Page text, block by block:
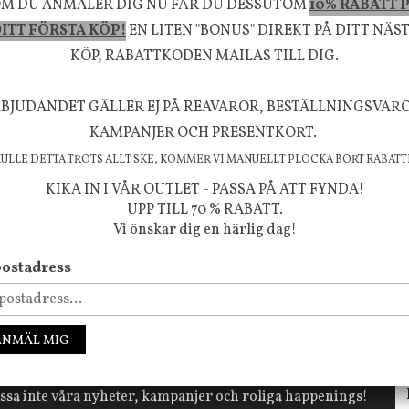
naturen och dess färgpalett erbjuder vi
ökar trivsel i ditt hem och ger det lilla extra
FÖLJ OSS PÅ INSTAGRAM @JBHOME
inte våra nyheter, kampanjer och roliga happenings!
DU ANMÄLER DIG NU FÅR DU DESSUTOM10% RABATT
FÖRSTA KÖP!EN LITEN "BONUS" DIREKT PÅ DITT
KÖP, RABATTKODEN MAILAS TILL DIG.
GÄLLER EJ PÅ REAVAROR,
KAMPANJER OCH PRESENTKORT.
DETTA TROTS ALLT SKE, KOMMER VI MANUELLT PLOCKA BORT
KIKA IN I VÅR OUTLET - PASSA PÅ ATT FYNDA!
UPP TILL 70 % RABATT.
Vi önskar dig en härlig dag!
MIG